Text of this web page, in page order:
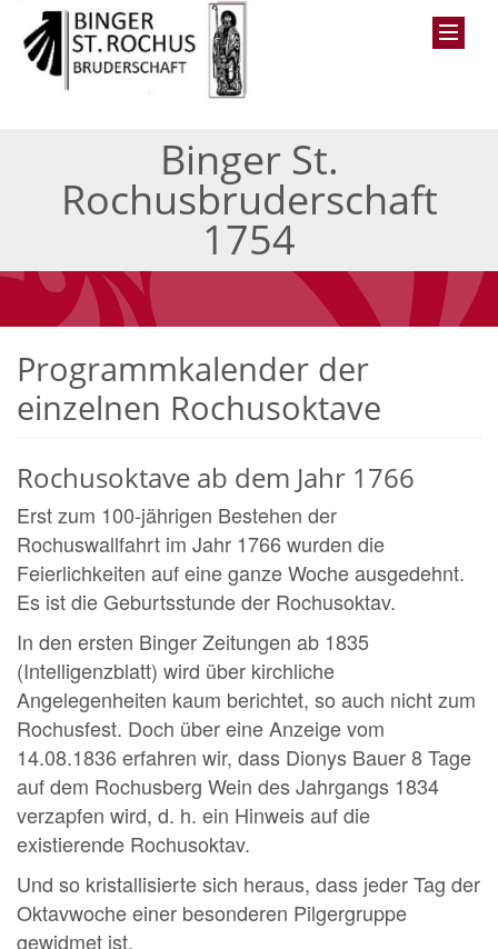
Binger St.
Rochusbruderschaft
1754
Programmkalender der
einzelnen Rochusoktave
Rochusoktave ab dem Jahr 1766
Erst zum 100-jährigen Bestehen der
Rochuswallfahrt im Jahr 1766 wurden die
Feierlichkeiten auf eine ganze Woche ausgedehnt.
Es ist die Geburtsstunde der Rochusoktav.
In den ersten Binger Zeitungen ab 1835
(Intelligenzblatt) wird über kirchliche
Angelegenheiten kaum berichtet, so auch nicht zum
Rochusfest. Doch über eine Anzeige vom
14.08.1836 erfahren wir, dass Dionys Bauer 8 Tage
auf dem Rochusberg Wein des Jahrgangs 1834
verzapfen wird, d. h. ein Hinweis auf die
existierende Rochusoktav.
Und so kristallisierte sich heraus, dass jeder Tag der
Oktavwoche einer besonderen Pilgergruppe
gewidmet ist.